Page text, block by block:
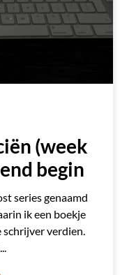
(week
begin
series genaamd
ik een boekje
verdien.